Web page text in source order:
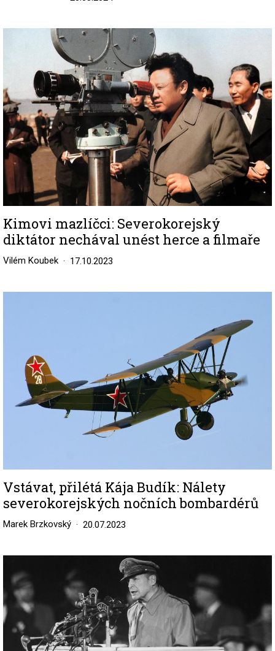
Kimovi mazlíčci: Severokorejský
diktátor nechával unést herce a filmaře
Vilém Koubek 17.10.2023
Vstávat, přilétá Kája Budík: Nálety
severokorejských nočních bombardérů
Marek Brzkovský 20.07.2023